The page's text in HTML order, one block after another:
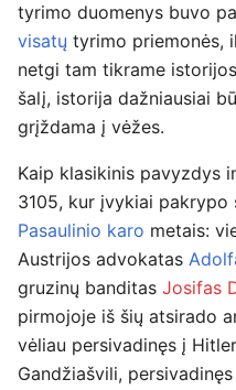
tyrimo duomenys buvo
visatų tyrimo priemonės,
netgi tam tikrame
šalį, istorija dažniausiai
grįždama į vėžes.
Kaip klasikinis pavyzdys
3105, kur įvykiai
Pasaulinio karo metais:
Austrijos advokatas
gruzinų banditas Josifas
pirmojoje iš šių atsirado
vėliau persivadinęs į
Gandžiašvili,